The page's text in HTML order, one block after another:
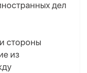
дел
стороны
из